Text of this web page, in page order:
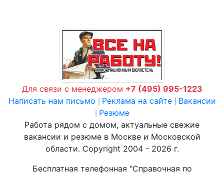
Для связи с менеджером +7 (495) 995-1223
Написать нам письмо
Реклама на сайте Вакансии
Резюме
Работа рядом с домом, актуальные свежие
вакансии и резюме в Москве и Московской
области. Copyright 2004 - 2026 г.
Бесплатная телефонная "Справочная по